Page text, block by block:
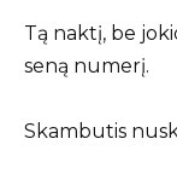
Tą naktį, be
seną numerį.
Skambutis